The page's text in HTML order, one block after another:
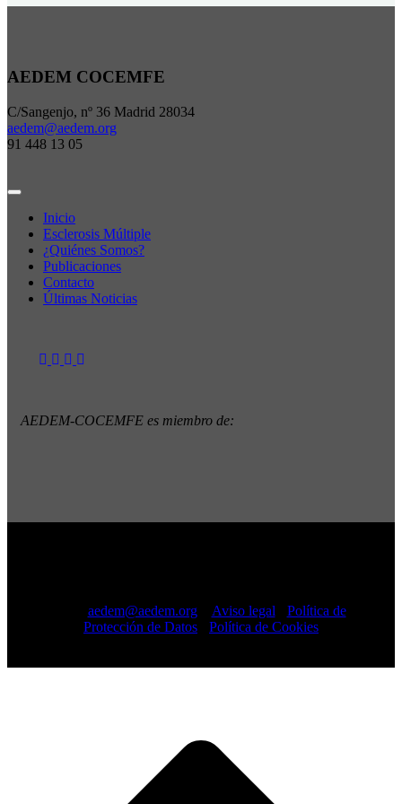
AEDEM COCEMFE
C/Sangenjo, nº 36 Madrid 28034
aedem@aedem.org
91 448 13 05
Inicio
Esclerosis Múltiple
¿Quiénes Somos?
Publicaciones
Contacto
Últimas Noticias
AEDEM-COCEMFE es miembro de:
aedem@aedem.org// Aviso legal
Política de
Protección de Datos
Política de Cookies